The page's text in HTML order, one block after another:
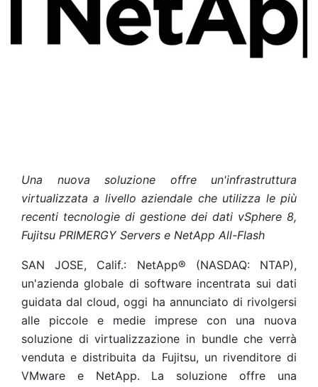
Una nuova soluzione offre un'infrastruttura
virtualizzata a livello aziendale che utilizza le più
recenti tecnologie di gestione dei dati vSphere 8,
Fujitsu PRIMERGY Servers e NetApp All-Flash
SAN JOSE, Calif.: NetApp® (NASDAQ: NTAP),
un'azienda globale di software incentrata sui dati
guidata dal cloud, oggi ha annunciato di rivolgersi
alle piccole e medie imprese con una nuova
soluzione di virtualizzazione in bundle che verrà
venduta e distribuita da Fujitsu, un rivenditore di
VMware e NetApp. La soluzione offre una